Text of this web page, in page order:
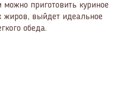
можно приготовить куриное
жиров, выйдет идеальное
обеда.